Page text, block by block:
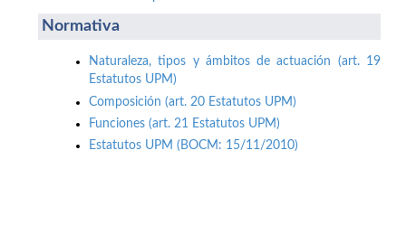
Normativa
Naturaleza, tipos y ámbitos de actuación (art. 19
Estatutos UPM)
Composición (art. 20 Estatutos UPM)
Funciones (art. 21 Estatutos UPM)
Estatutos UPM (BOCM: 15/11/2010)